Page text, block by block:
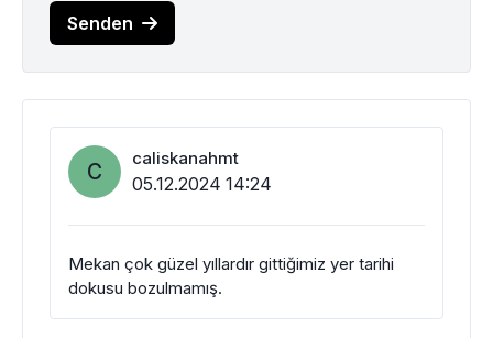
Senden
C caliskanahmt
05.12.2024 14:24
Mekan çok güzel yıllardır gittiğimiz yer tarihi
dokusu bozulmamış.